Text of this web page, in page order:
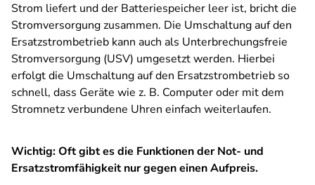
Strom liefert und der Batteriespeicher leer ist, bricht die
Stromversorgung zusammen. Die Umschaltung auf den
Ersatzstrombetrieb kann auch als Unterbrechungsfreie
Stromversorgung (USV) umgesetzt werden. Hierbei
erfolgt die Umschaltung auf den Ersatzstrombetrieb so
schnell, dass Geräte wie z. B. Computer oder mit dem
Stromnetz verbundene Uhren einfach weiterlaufen.
Wichtig: Oft gibt es die Funktionen der Not- und
Ersatzstromfähigkeit nur gegen einen Aufpreis.